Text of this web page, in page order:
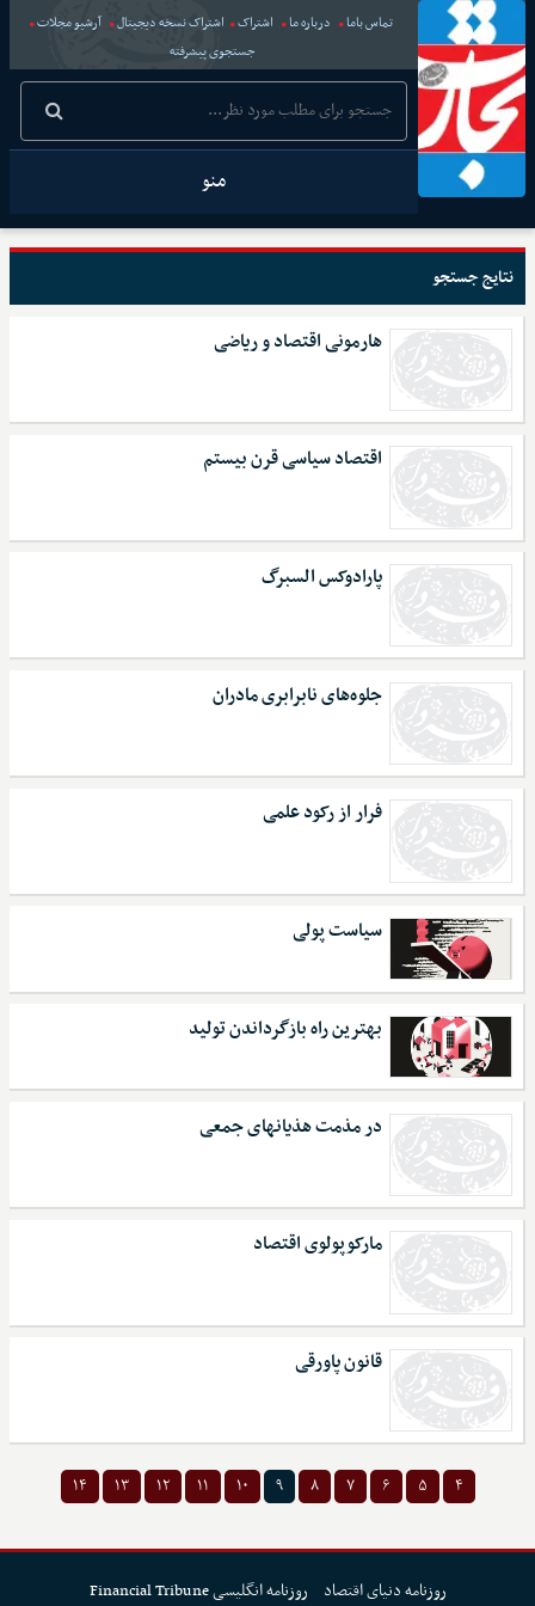
تماس باما درباره ما اشتراک اشتراک نسخه دیجیتال
آرشیو مجلات
جستجوی پیشرفته
منو
نتایج جستجو
هارمونی اقتصاد و ریاضی
اقتصاد سیاسی قرن بیستم
پارادوکس السبرگ
جلوه‌های نابرابری مادران
فرار از رکود علمی
سیاست پولی
بهترین راه بازگرداندن تولید
در مذمت هذیان‏های جمعی
مارکوپولوی اقتصاد
قانون پاورقی
۴ ۵ ۶ ۷ ۸ ۹ ۱۰ ۱۱ ۱۲ ۱۳ ۱۴
روزنامه دنیای اقتصاد روزنامه انگلیسی Financial Tribune